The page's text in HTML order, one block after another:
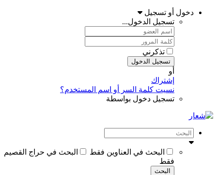
دخول أو تسجيل
تسجيل الدخول...
تذكرني
تسجيل الدخول
أو
إشتراك
نسيت كلمة السر أو اسم المستخدم؟
تسجيل دخول بواسطة
البحث في العناوين فقط
البحث في حراج القصيم
فقط
البحث